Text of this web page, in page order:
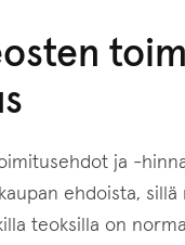
ja -
ehdoista,
teoksilla on